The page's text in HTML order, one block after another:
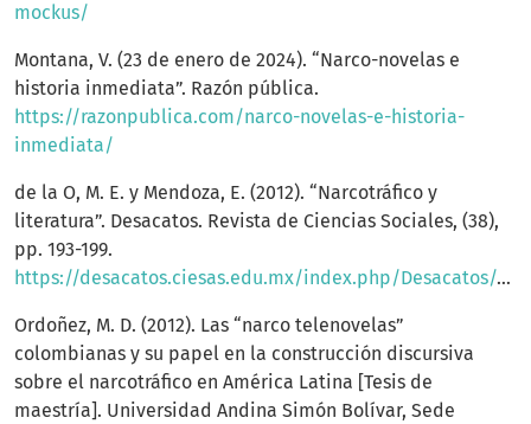
mockus/
Montana, V. (23 de enero de 2024). “Narco-novelas e
historia inmediata”. Razón pública.
https://razonpublica.com/narco-novelas-e-historia-
inmediata/
de la O, M. E. y Mendoza, E. (2012). “Narcotráfico y
literatura”. Desacatos. Revista de Ciencias Sociales, (38),
pp. 193-199.
https://desacatos.ciesas.edu.mx/index.php/Desacatos/article/view/280/160
Ordoñez, M. D. (2012). Las “narco telenovelas”
colombianas y su papel en la construcción discursiva
sobre el narcotráfico en América Latina [Tesis de
maestría]. Universidad Andina Simón Bolívar, Sede